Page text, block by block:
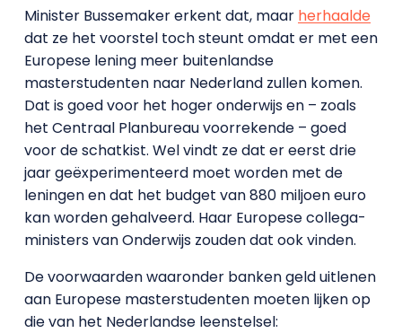
Minister Bussemaker erkent dat, maar herhaalde
dat ze het voorstel toch steunt omdat er met een
Europese lening meer buitenlandse
masterstudenten naar Nederland zullen komen.
Dat is goed voor het hoger onderwijs en – zoals
het Centraal Planbureau voorrekende – goed
voor de schatkist. Wel vindt ze dat er eerst drie
jaar geëxperimenteerd moet worden met de
leningen en dat het budget van 880 miljoen euro
kan worden gehalveerd. Haar Europese collega-
ministers van Onderwijs zouden dat ook vinden.
De voorwaarden waaronder banken geld uitlenen
aan Europese masterstudenten moeten lijken op
die van het Nederlandse leenstelsel: